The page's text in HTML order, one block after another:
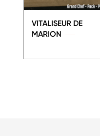
VITALISEUR DE
MARION